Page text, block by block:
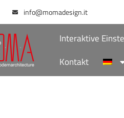
info@momadesign.it
Interaktive
Kontakt